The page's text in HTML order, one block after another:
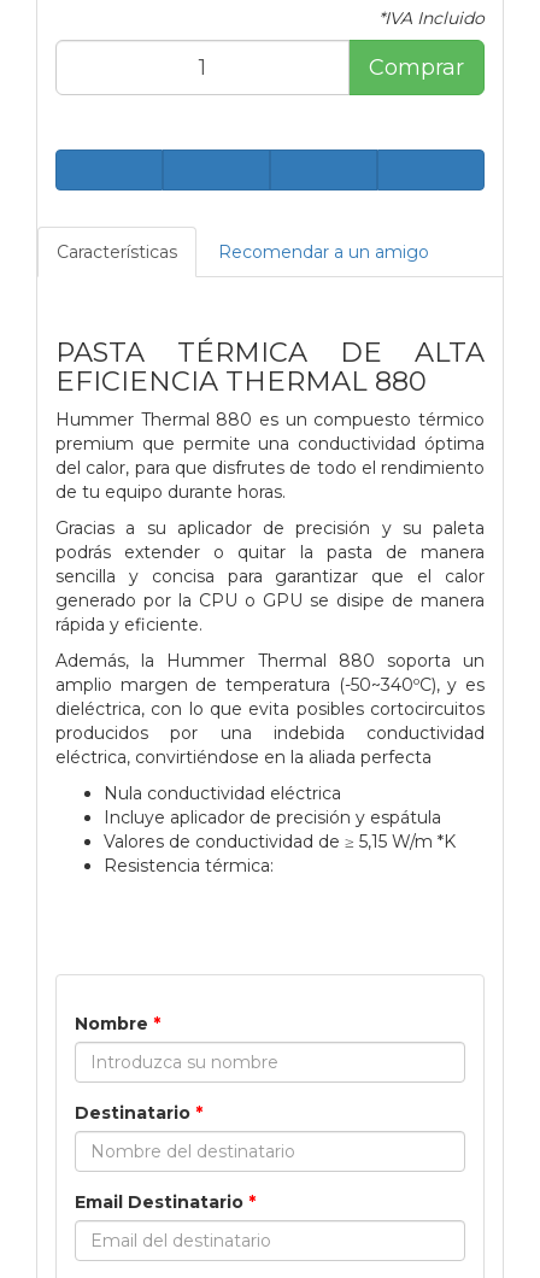
*IVA Incluido
Comprar
Características Recomendar a un amigo
PASTA TÉRMICA DE ALTA
EFICIENCIA THERMAL 880
Hummer Thermal 880 es un compuesto térmico
premium que permite una conductividad óptima
del calor, para que disfrutes de todo el rendimiento
de tu equipo durante horas.
Gracias a su aplicador de precisión y su paleta
podrás extender o quitar la pasta de manera
sencilla y concisa para garantizar que el calor
generado por la CPU o GPU se disipe de manera
rápida y eficiente.
Además, la Hummer Thermal 880 soporta un
amplio margen de temperatura (-50~340ºC), y es
dieléctrica, con lo que evita posibles cortocircuitos
producidos por una indebida conductividad
eléctrica, convirtiéndose en la aliada perfecta
Nula conductividad eléctrica
Incluye aplicador de precisión y espátula
Valores de conductividad de ≥ 5,15 W/m *K
Resistencia térmica:
Nombre *
Destinatario *
Email Destinatario *